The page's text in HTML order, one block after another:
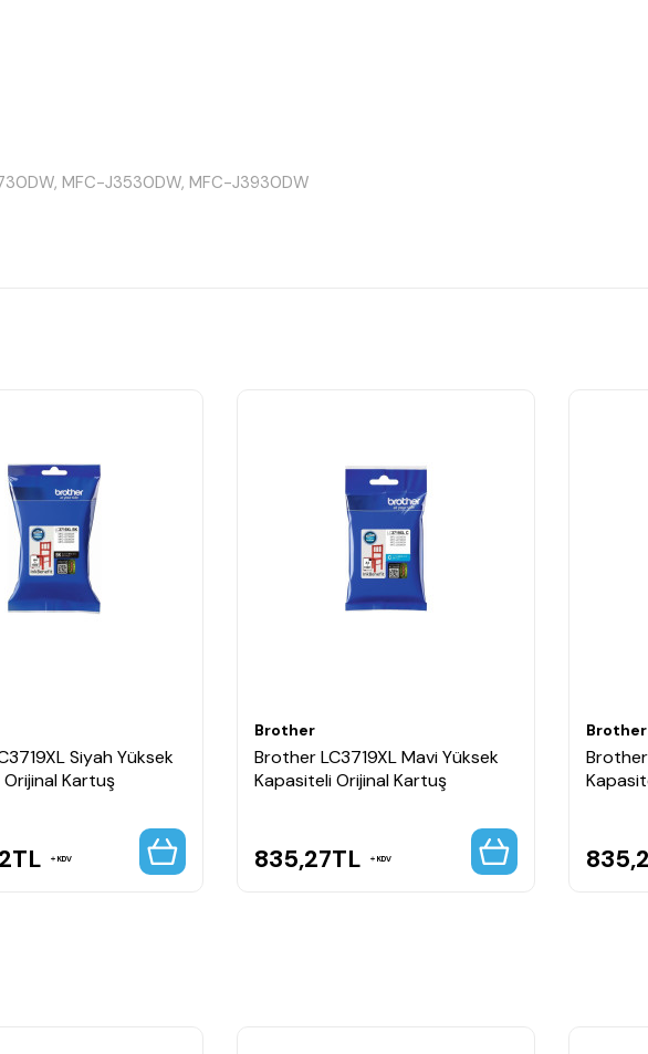
MFC-J3530DW, MFC-J3930DW
Siyah Yüksek
Kartuş
TL KDV
Brother
Brother LC3719XL Mavi Yüksek
Kapasiteli Orijinal Kartuş
835,27TL KDV
Brother
Brother